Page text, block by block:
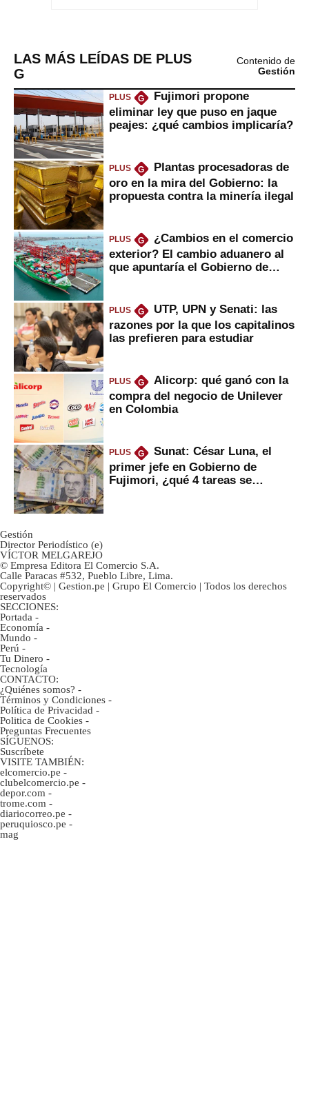
LAS MÁS LEÍDAS DE PLUS
G
Contenido de
Gestión
PLUS G
Fujimori propone
eliminar ley que puso en jaque
peajes: ¿qué cambios implicaría?
PLUS G
Plantas procesadoras de
oro en la mira del Gobierno: la
propuesta contra la minería ilegal
PLUS G
¿Cambios en el comercio
exterior? El cambio aduanero al
que apuntaría el Gobierno de
PLUS G
UTP, UPN y Senati: las
razones por la que los capitalinos
las prefieren para estudiar
PLUS G
Alicorp: qué ganó con la
compra del negocio de Unilever
en Colombia
PLUS G
Sunat: César Luna, el
primer jefe en Gobierno de
Fujimori, ¿qué 4 tareas se
Gestión
Director Periodístico (e)
VÍCTOR MELGAREJO
© Empresa Editora El Comercio S.A.
Calle Paracas #532, Pueblo Libre, Lima.
Copyright© | Gestion.pe | Grupo El Comercio | Todos los derechos
reservados
SECCIONES:
Portada -
Economía -
Mundo -
Perú -
Tu Dinero -
Tecnología
CONTACTO:
¿Quiénes somos? -
Términos y Condiciones -
Política de Privacidad -
Politica de Cookies -
Preguntas Frecuentes
SÍGUENOS:
Suscríbete
VISITE TAMBIÉN:
elcomercio.pe -
clubelcomercio.pe -
depor.com -
trome.com -
diariocorreo.pe -
peruquiosco.pe -
mag